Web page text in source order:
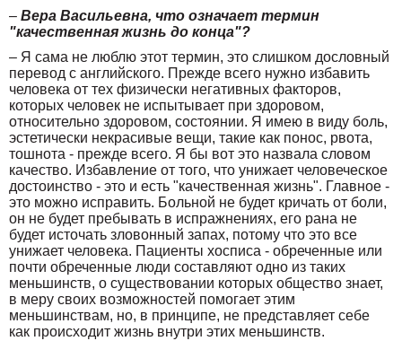
– Вера Васильевна, что означает термин
"качественная жизнь до конца"?
– Я сама не люблю этот термин, это слишком дословный
перевод с английского. Прежде всего нужно избавить
человека от тех физически негативных факторов,
которых человек не испытывает при здоровом,
относительно здоровом, состоянии. Я имею в виду боль,
эстетически некрасивые вещи, такие как понос, рвота,
тошнота - прежде всего. Я бы вот это назвала словом
качество. Избавление от того, что унижает человеческое
достоинство - это и есть "качественная жизнь". Главное -
это можно исправить. Больной не будет кричать от боли,
он не будет пребывать в испражнениях, его рана не
будет источать зловонный запах, потому что это все
унижает человека. Пациенты хосписа - обреченные или
почти обреченные люди составляют одно из таких
меньшинств, о существовании которых общество знает,
в меру своих возможностей помогает этим
меньшинствам, но, в принципе, не представляет себе
как происходит жизнь внутри этих меньшинств.